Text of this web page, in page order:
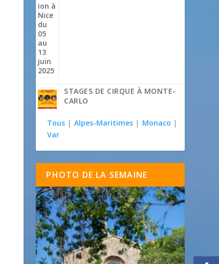
STAGES DE CIRQUE À MONTE-
CARLO
Tous | Alpes-Maritimes | Monaco |
Var
PHOTO DE LA SEMAINE